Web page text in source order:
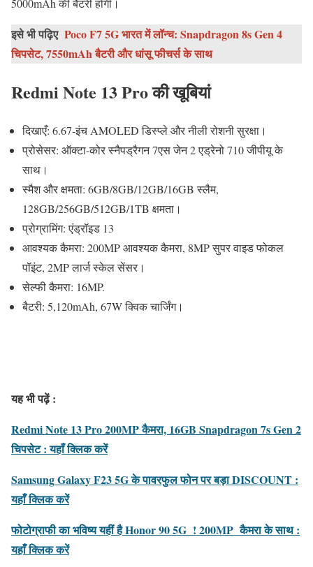
5000mAh की बैटरी होगी।
इसे भी पढ़िए Poco F7 5G भारत में लॉन्च: Snapdragon 8s Gen 4
चिपसेट, 7550mAh बैटरी और धांसू फीचर्स के साथ
Redmi Note 13 Pro की खूबियां
दिखाएँ: 6.67-इंच AMOLED डिस्प्ले और नीली रोशनी सुरक्षा।
प्रोसेसर: ऑक्टा-कोर स्नैपड्रैगन 7एस जेन 2 एड्रेनो 710 जीपीयू के
साथ।
स्मैश और क्षमता: 6GB/8GB/12GB/16GB स्लैम,
128GB/256GB/512GB/1TB क्षमता।
प्रोग्रामिंग: एंड्रॉइड 13
आवश्यक कैमरा: 200MP आवश्यक कैमरा, 8MP सुपर वाइड फोकल
पॉइंट, 2MP लार्ज स्केल सेंसर।
सेल्फी कैमरा: 16MP.
बैटरी: 5,120mAh, 67W क्विक चार्जिंग।
यह भी पढ़ें :
Redmi Note 13 Pro 200MP कैमरा, 16GB Snapdragon 7s Gen 2
चिपसेट : यहाँ क्लिक करें
Samsung Galaxy F23 5G के पावरफुल फोन पर बड़ा DISCOUNT :
यहाँ क्लिक करें
फोटोग्राफी का भविष्य यहीं है Honor 90 5G ! 200MP कैमरा के साथ :
यहाँ क्लिक करें